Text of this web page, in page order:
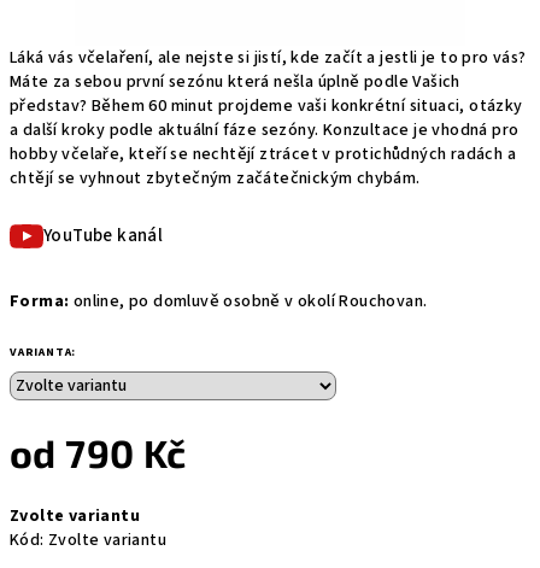
Láká vás včelaření, ale nejste si jistí, kde začít a jestli je to pro vás?
Máte za sebou první sezónu která nešla úplně podle Vašich
představ? Během 60 minut projdeme vaši konkrétní situaci, otázky
a další kroky podle aktuální fáze sezóny. Konzultace je vhodná pro
hobby včelaře, kteří se nechtějí ztrácet v protichůdných radách a
chtějí se vyhnout zbytečným začátečnickým chybám.
YouTube kanál
Forma: online, po domluvě osobně v okolí Rouchovan.
VARIANTA:
od790 Kč
cena:
Zvolte variantu
Kód: Zvolte variantu